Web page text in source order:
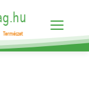
Természet